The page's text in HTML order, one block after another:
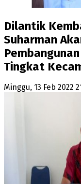
Dilantik
Suharman
Tingkat
Minggu, 13 Feb 2022